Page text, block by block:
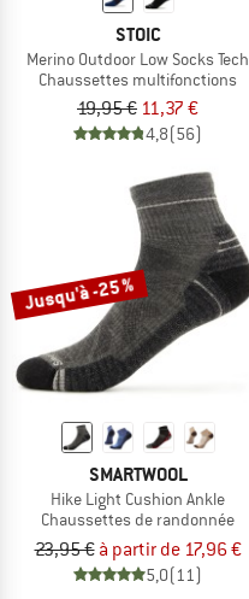
STOIC
Merino Outdoor Low Socks Tech
Chaussettes multifonctions
19,95 € 11,37 €
4,8(56)
Jusqu'à -25 %
SMARTWOOL
Hike Light Cushion Ankle
Chaussettes de randonnée
23,95 € à partir de 17,96 €
5,0(11)